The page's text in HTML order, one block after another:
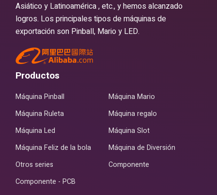
Asiático y Latinoamérica , etc., y hemos alcanzado
logros. Los principales tipos de máquinas de
exportación son Pinball, Mario y LED.
Productos
Máquina Pinball
Máquina Mario
Máquina Ruleta
Máquina regalo
Máquina Led
Máquina Slot
Máquina Feliz de la bola
Máquina de Diversión
Otros series
Componente
Componente - PCB